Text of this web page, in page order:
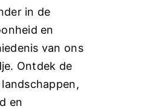
in de
en
van ons
Ontdek de
en